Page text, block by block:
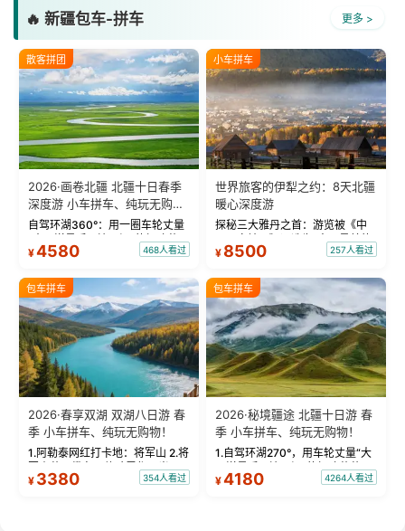
🔥 新疆包车-拼车 更多 >
散客拼团
2026·画卷北疆 北疆十日春季
深度游 小车拼车、纯玩无购
物！
自驾环湖360°：用一圈车轮丈量
“大西洋最后一滴眼泪”的极致蔚
蓝。 赛湖旅拍：甄选多款风格服
绝美瞬间。 赛湖坦克300跟车视
频：专业摄影师...
¥4580 468人看过
小车拼车
世界旅客的伊犁之约：8天北疆
暖心深度游
探秘三大雅丹之首：游览被《中
国国家地理》评选为“中国最美的
三大雅丹”第一名的克拉玛依魔鬼
瓦人最大村落——禾木村，欣赏
晨雾与小木...
¥ 8500 257人看过
包车拼车
2026·春享双湖 双湖八日游 春
季 小车拼车、纯玩无购物！
1.阿勒泰网红打卡地：将军山 2.将
军山落日缆车，体验雪都风光 3.
将军山，夕阳派对，蹦迪party 4.
¥ 3380 354人看过
包车拼车
2026·秘境疆途 北疆十日游 春
季 小车拼车、纯玩无购物！
1.自驾环湖270°，用车轮丈量“大
西洋最后一滴眼泪”的极致蔚蓝，
让雪山、花海与深邃湖水在转弯
¥4180 4264人看过